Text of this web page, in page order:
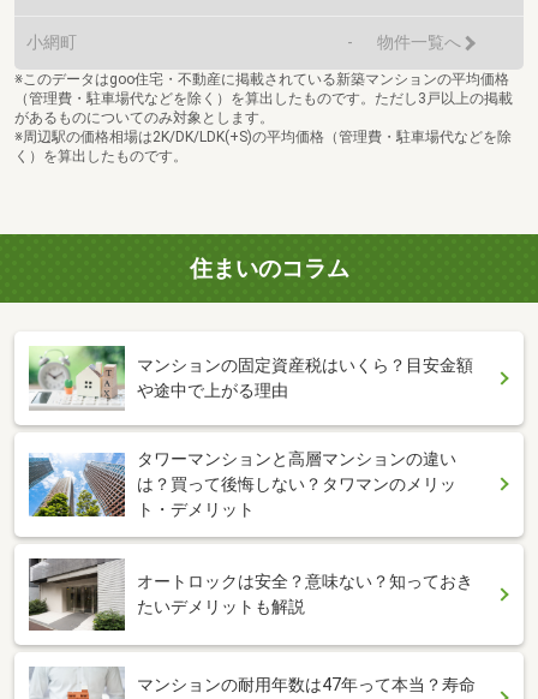
小網町 - 物件一覧へ
※このデータはgoo住宅・不動産に掲載されている新築マンションの平均価格
（管理費・駐車場代などを除く）を算出したものです。ただし3戸以上の掲載
があるものについてのみ対象とします。
※周辺駅の価格相場は2K/DK/LDK(+S)の平均価格（管理費・駐車場代などを除
く）を算出したものです。
住まいのコラム
マンションの固定資産税はいくら？目安金額
や途中で上がる理由
タワーマンションと高層マンションの違い
は？買って後悔しない？タワマンのメリッ
ト・デメリット
オートロックは安全？意味ない？知っておき
たいデメリットも解説
マンションの耐用年数は47年って本当？寿命